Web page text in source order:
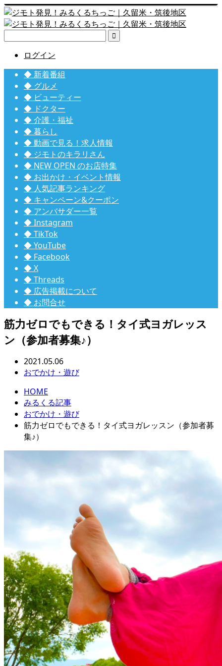

ログイン
◆ 新着番組
◆ グルメ
◆ ビューティー
◆ ドクター
◆ 介護・福祉
◆ 暮らし
◆ 動画で見る！求人情報
◆ ジモトのキラリさん
◆ NEW OPEN のお店特集
◆ お出かけ・イベント情報
◆ 人気記事ランキング
◆ キャンペーン&クーポン
◆ アンバサダー一覧
◆ Instagram
◆ TikTok
◆ YouTube
◆ Facebook
◆ X
◆ Threads
◆ 広告掲載について
◆ お問合せ
筋力ゼロでもできる！タイ式ヨガレッス
ン（参加者募集♪）
2021.05.06
おでかけ・遊び
HOME
みるくる記事
おでかけ・遊び
筋力ゼロでもできる！タイ式ヨガレッスン（参加者募
集♪）